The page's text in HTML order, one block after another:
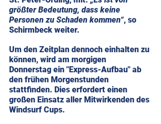
größter Bedeutung, dass keine
Personen zu Schaden kommen“, so
Schirmbeck weiter.
Um den Zeitplan dennoch einhalten zu
können, wird am morgigen
Donnerstag ein "Express-Aufbau" ab
den frühen Morgenstunden
stattfinden. Dies erfordert einen
großen Einsatz aller Mitwirkenden des
Windsurf Cups.